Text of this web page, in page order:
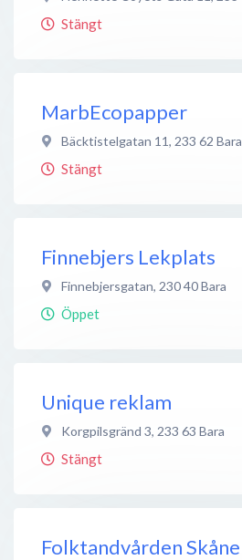
Stängt
MarbEcopapper
Bäcktistelgatan 11, 233 62 Bara
Stängt
Finnebjers Lekplats
Finnebjersgatan, 230 40Bara
Öppet
Unique reklam
Korgpilsgränd 3, 233 63 Bara
Stängt
Folktandvården Skåne